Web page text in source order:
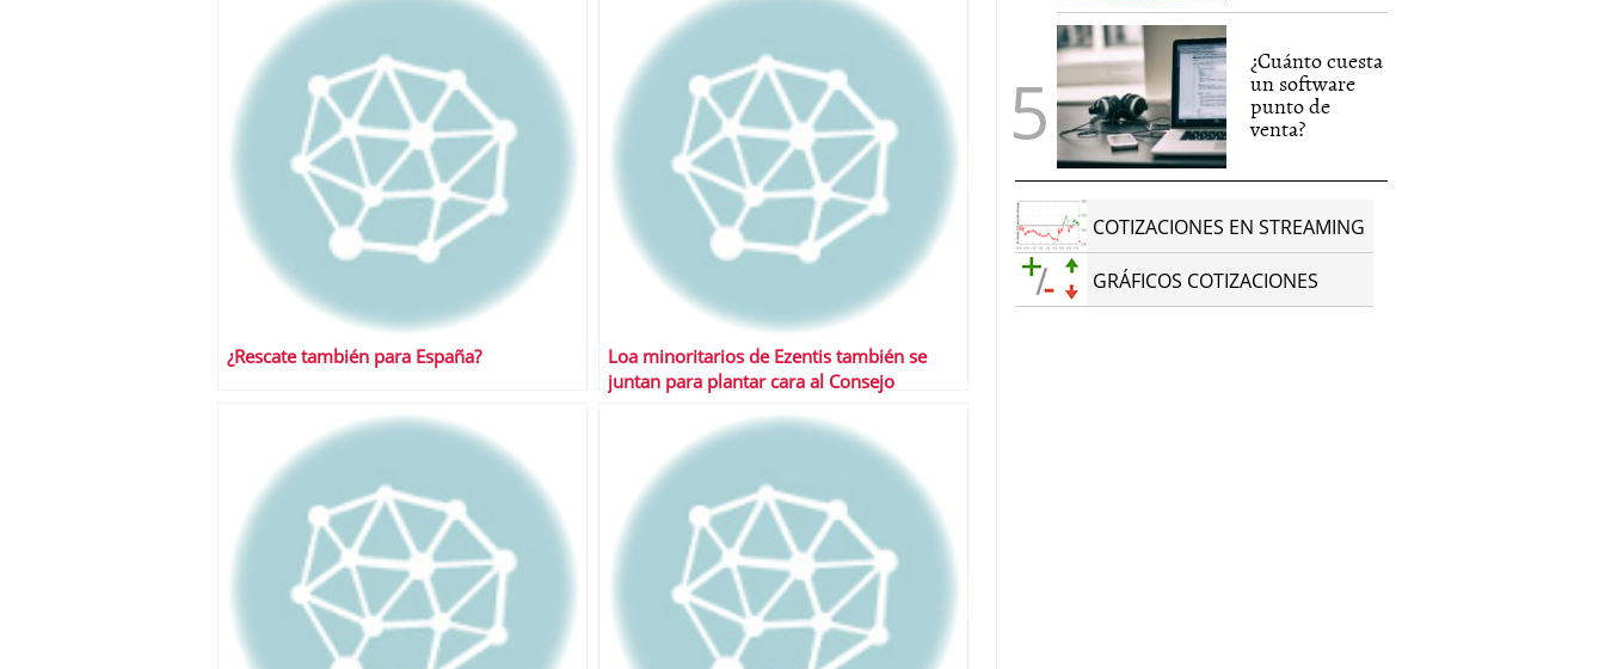
¿Rescate también para España?
Loa minoritarios de Ezentis también se
juntan para plantar cara al Consejo
¿Cuánto cuesta
un software
punto de
venta?
COTIZACIONES EN STREAMING
GRÁFICOS COTIZACIONES